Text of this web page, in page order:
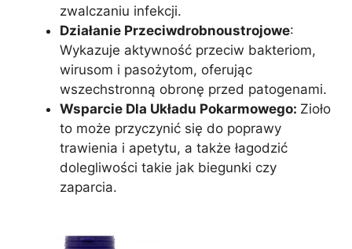
zwalczaniu infekcji.
Działanie Przeciwdrobnoustrojowe:
Wykazuje aktywność przeciw bakteriom,
wirusom i pasożytom, oferując
wszechstronną obronę przed patogenami.
Wsparcie Dla Układu Pokarmowego: Zioło
to może przyczynić się do poprawy
trawienia i apetytu, a także łagodzić
dolegliwości takie jak biegunki czy
zaparcia.